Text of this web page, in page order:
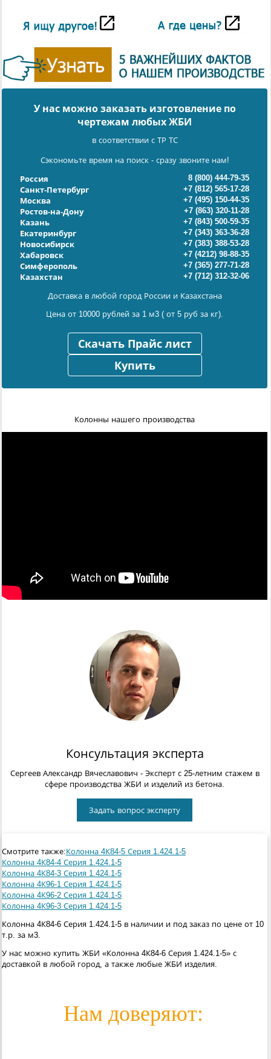
У нас можно заказать изготовление по
чертежам любых ЖБИ
в соответствии с ТР ТС
Сэкономьте время на поиск - сразу звоните нам!
Россия
8 (800) 444-79-35
Санкт-Петербург
+7 (812) 565-17-28
Москва
+7 (495) 150-44-35
Ростов-на-Дону
+7 (863) 320-11-28
Казань
+7 (843) 500-59-35
Екатеринбург
+7 (343) 363-36-28
Новосибирск
+7 (383) 388-53-28
Хабаровск
+7 (4212) 98-88-35
Симферополь
+7 (365) 277-71-28
Казахстан
+7 (712) 312-32-06
Доставка в любой город России и Казахстана
Цена от 10000 рублей за 1 м3 ( от 5 руб за кг).
Скачать Прайс лист
Купить
Колонны нашего производства
Консультация эксперта
Сергеев Александр Вячеславович - Эксперт с 25-летним стажем в
сфере производства ЖБИ и изделий из бетона.
Задать вопрос эксперту
Смотрите также:Колонна 4К84-5 Серия 1.424.1-5
Колонна 4К84-4 Серия 1.424.1-5
Колонна 4К84-3 Серия 1.424.1-5
Колонна 4К96-1 Серия 1.424.1-5
Колонна 4К96-2 Серия 1.424.1-5
Колонна 4К96-3 Серия 1.424.1-5
Колонна 4К84-6 Серия 1.424.1-5 в наличии и под заказ по цене от 10
т.р. за м3.
У нас можно купить ЖБИ «Колонна 4К84-6 Серия 1.424.1-5» с
доставкой в любой город, а также любые ЖБИ изделия.
Нам доверяют: